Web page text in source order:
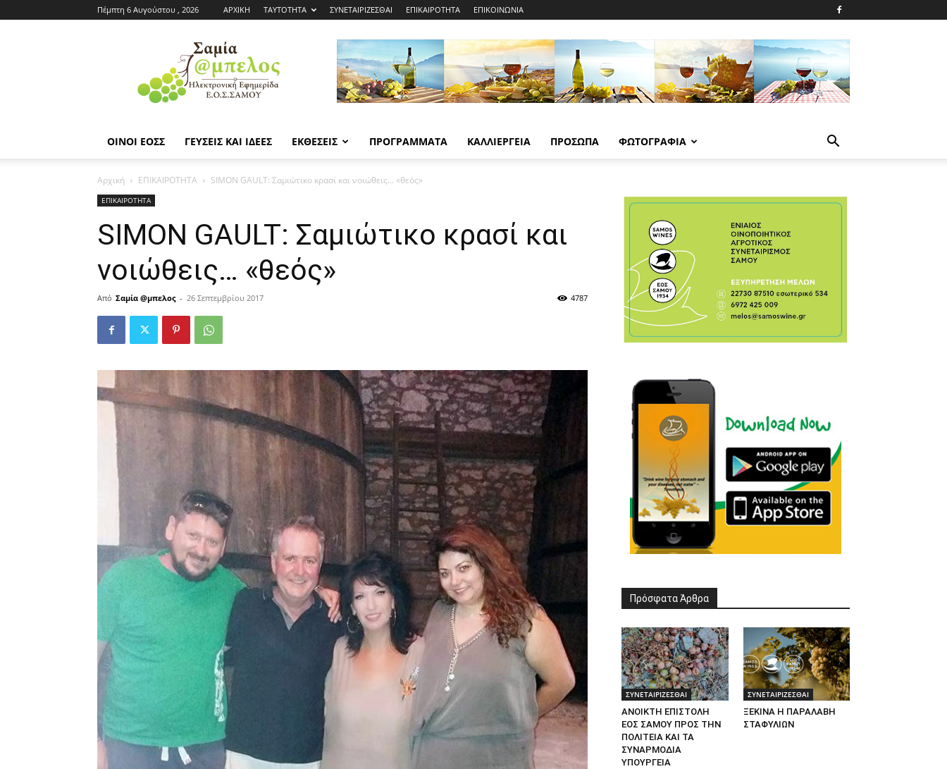
Πέμπτη 6 Αυγούστου , 2026 ΑΡΧΙΚΗ ΤΑΥΤΟΤΗΤΑ ΣΥΝΕΤΑΙΡΙΖΕΣΘΑΙ ΕΠΙΚΑΙΡΟΤΗΤΑ ΕΠΙΚΟΙΝΩΝΙΑ
Εφημερίδα
ΕΟΣΣ
|
Σαμία
ΟΙΝΟΙ ΕΟΣΣ ΓΕΥΣΕΙΣ ΚΑΙ ΙΔΕΕΣ ΕΚΘΕΣΕΙΣ ΠΡΟΓΡΑΜΜΑΤΑ ΚΑΛΛΙΕΡΓΕΙΑ ΠΡΟΣΩΠΑ ΦΩΤΟΓΡΑΦΙΑ
Αρχική ΕΠΙΚΑΙΡΟΤΗΤΑ SIMON GAULT: Σαμιώτικο κρασί και νοιώθεις… «θεός»
ΕΠΙΚΑΙΡΟΤΗΤΑ
SIMON GAULT: Σαμιώτικο κρασί και
νοιώθεις… «θεός»
Από Σαμία @μπελος - 26 Σεπτεμβρίου 2017 4787
Πρόσφατα Άρθρα
ΣΥΝΕΤΑΙΡΙΖΕΣΘΑΙ
ΑΝΟΙΚΤΗ ΕΠΙΣΤΟΛΗ
ΕΟΣ ΣΑΜΟΥ ΠΡΟΣ ΤΗΝ
ΠΟΛΙΤΕΙΑ ΚΑΙ ΤΑ
ΣΥΝΑΡΜΟΔΙΑ
ΥΠΟΥΡΓΕΙΑ
ΣΥΝΕΤΑΙΡΙΖΕΣΘΑΙ
ΞΕΚΙΝΑ Η ΠΑΡΑΛΑΒΗ
ΣΤΑΦΥΛΙΩΝ